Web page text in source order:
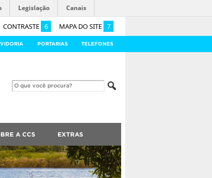
CONTRASTE 6 MAPA DO SITE 7
Legislação Canais
PORTARIAS TELEFONES
A CCS EXTRAS